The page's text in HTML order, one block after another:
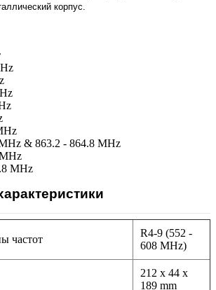
корпус.
& 863.2 - 864.8 MHz
MHz
частот
R4-9 (552 -
608 MHz)
212 x 44 x
189 mm